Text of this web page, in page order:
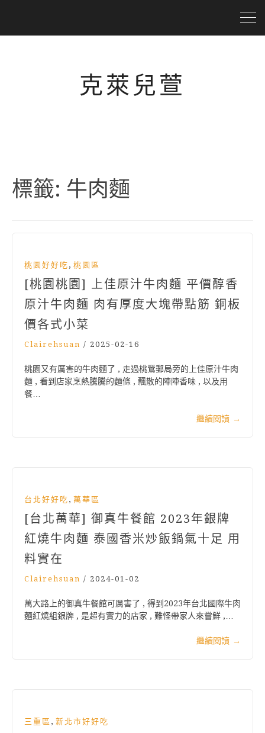
克萊兒萱
標籤: 牛肉麵
桃園好好吃 , 桃園區
[桃園桃園] 上佳原汁牛肉麵 平價醇香
原汁牛肉麵 肉有厚度大塊帶點筋 銅板
價各式小菜
Clairehsuan / 2025-02-16
桃園又有厲害的牛肉麵了 , 走過桃鶯郵局旁的上佳原汁牛肉
麵 , 看到店家烹熱騰騰的麵條 , 飄散的陣陣香味 , 以及用
餐…
繼續閱讀 →
台北好好吃 , 萬華區
[台北萬華] 御真牛餐館 2023年銀牌
紅燒牛肉麵 泰國香米炒飯鍋氣十足 用
料實在
Clairehsuan / 2024-01-02
萬大路上的御真牛餐館可厲害了 , 得到2023年台北國際牛肉
麵紅燒組銀牌 , 是超有實力的店家 , 難怪帶家人來嘗鮮 ,…
繼續閱讀 →
三重區 , 新北市好好吃